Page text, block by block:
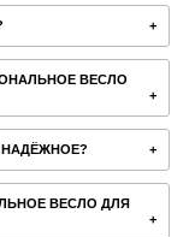
ВЕСЛО
ВЕСЛО ДЛЯ